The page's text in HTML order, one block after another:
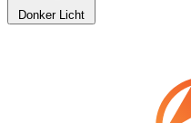
Donker Licht